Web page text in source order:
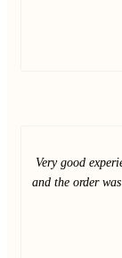
Very good
and the order